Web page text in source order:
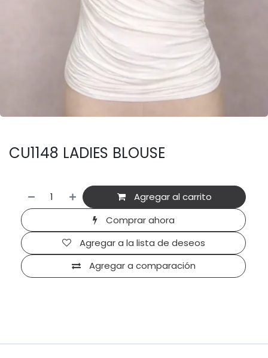
CU1148 LADIES BLOUSE
Agregar al carrito
Comprar ahora
Agregar a comparación
Agregar a la lista de deseos